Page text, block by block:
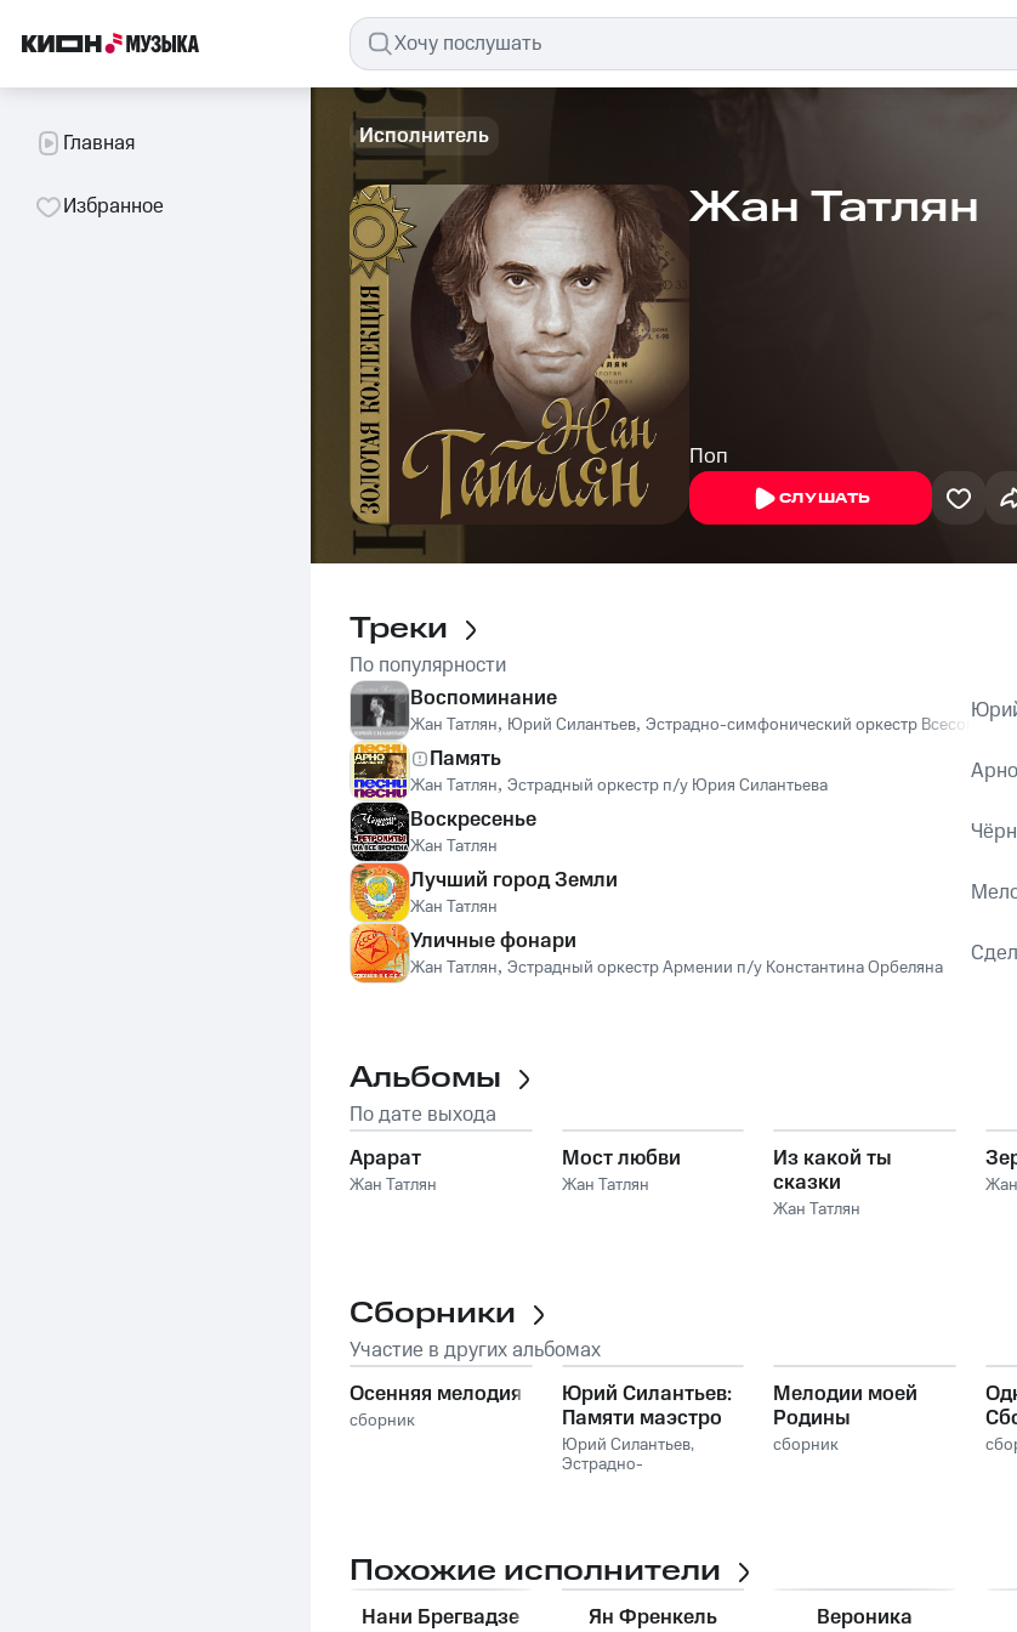
Главная
Избранное
Исполнитель
Жан Татлян
Поп
СЛУШАТЬ
Треки
По популярности
Воспоминание
Жан Татлян, Юрий Силантьев, Эстрадно-симфонический оркестр
Память
Жан Татлян, Эстрадный оркестр п/у Юрия Силантьева
Воскресенье
Жан Татлян
Лучший город Земли
Жан Татлян
Уличные фонари
Жан Татлян, Эстрадный оркестр Армении п/у Константина Орбеляна
Альбомы
По дате выхода
Арарат
Жан Татлян
Мост любви
Жан Татлян
Из какой ты
сказки
Жан Татлян
Жан
Сборники
Участие в других альбомах
Осенняя мелодия
сборник
Юрий Силантьев:
Памяти маэстро
Юрий Силантьев,
Эстрадно-
Мелодии моей
Родины
сборник
Похожие исполнители
Нани Брегвадзе Ян Френкель
Вероника